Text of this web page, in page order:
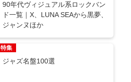
90年代ヴィジュアル系ロックバン
ド一覧｜X、LUNA SEAから黒夢、
ジャンヌほか
特集
ジャズ名盤100選